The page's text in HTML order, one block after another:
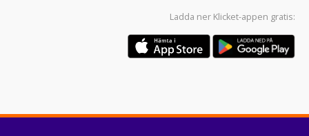
Ladda ner Klicket-appen gratis: